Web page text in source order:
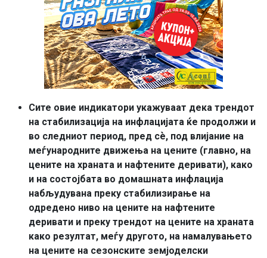
Сите овие индикатори укажуваат дека трендот
на стабилизација на инфлацијата ќе продолжи и
во следниот период, пред сѐ, под влијание на
меѓународните движења на цените (главно, на
цените на храната и нафтените деривати), како
и на состојбата во домашната инфлација
набљудувана преку стабилизирање на
одредено ниво на цените на нафтените
деривати и преку трендот на цените на храната
како резултат, меѓу другото, на намалувањето
на цените на сезонските земјоделски